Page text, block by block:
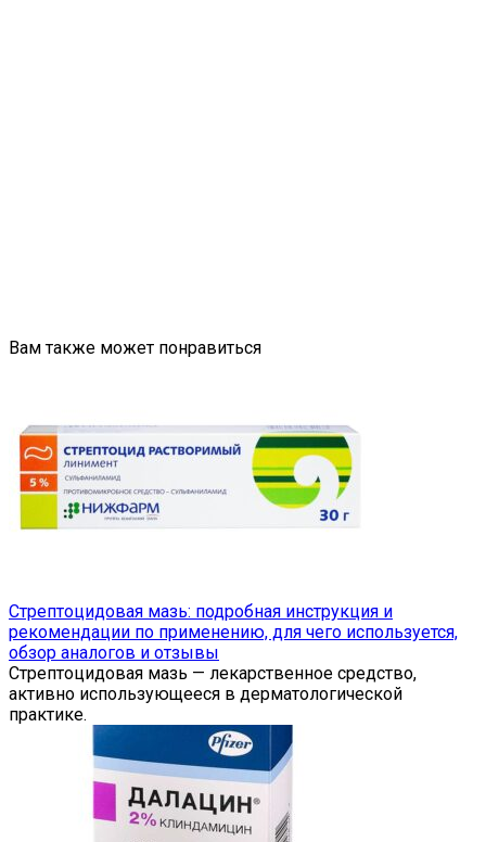
Вам также может понравиться
Стрептоцидовая мазь: подробная инструкция и
рекомендации по применению, для чего используется,
обзор аналогов и отзывы
Стрептоцидовая мазь — лекарственное средство,
активно использующееся в дерматологической
практике.